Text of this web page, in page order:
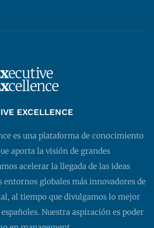
EXCELLENCE
es una plataforma de conocimiento
aporta la visión de grandes
acelerar la llegada de las ideas
entornos globales más innovadores de
al tiempo que divulgamos lo mejor
Nuestra aspiración es poder